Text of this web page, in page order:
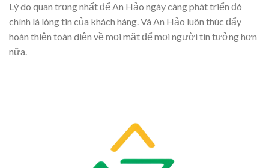
Lý do quan trọng nhất để An Hảo ngày càng phát triển đó
chính là lòng tin của khách hàng. Và An Hảo luôn thúc đẩy
hoàn thiện toàn diện về mọi mặt để mọi người tin tưởng hơn
nữa.